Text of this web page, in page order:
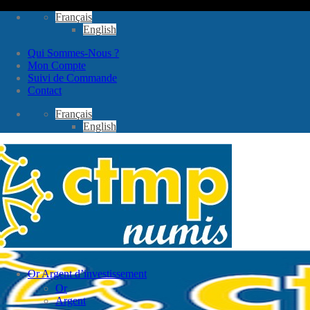
Passer
Français
English
Qui Sommes-Nous ?
Mon Compte
Suivi de Commande
Contact
Français
English
Or Argent d’investissement
Or
Argent